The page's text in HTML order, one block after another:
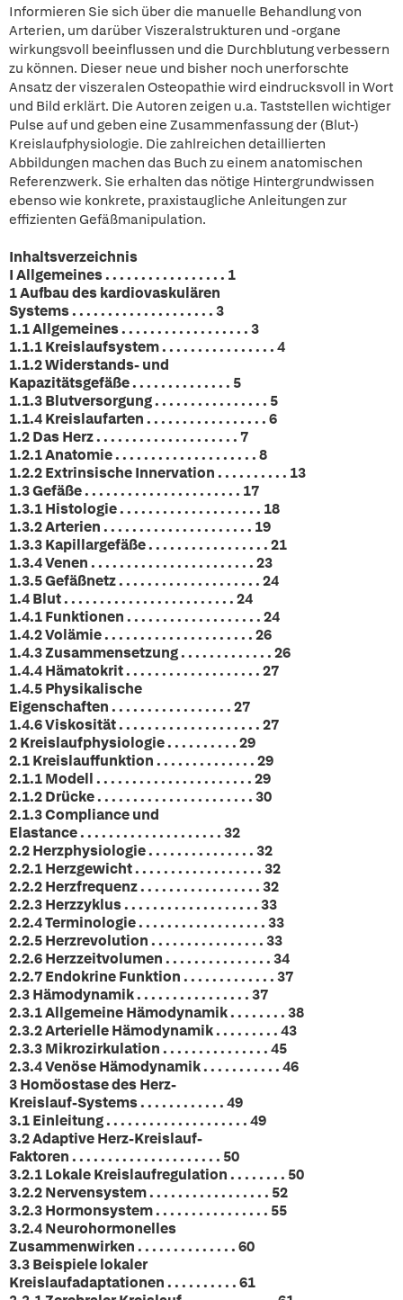
Informieren Sie sich über die manuelle Behandlung von
Arterien, um darüber Viszeralstrukturen und -organe
wirkungsvoll beeinflussen und die Durchblutung verbessern
zu können. Dieser neue und bisher noch unerforschte
Ansatz der viszeralen Osteopathie wird eindrucksvoll in Wort
und Bild erklärt. Die Autoren zeigen u.a. Taststellen wichtiger
Pulse auf und geben eine Zusammenfassung der (Blut-)
Kreislaufphysiologie. Die zahlreichen detaillierten
Abbildungen machen das Buch zu einem anatomischen
Referenzwerk. Sie erhalten das nötige Hintergrundwissen
ebenso wie konkrete, praxistaugliche Anleitungen zur
effizienten Gefäßmanipulation.
Inhaltsverzeichnis
I Allgemeines . . . . . . . . . . . . . . . . . 1
1 Aufbau des kardiovaskulären
Systems . . . . . . . . . . . . . . . . . . . . 3
1.1 Allgemeines . . . . . . . . . . . . . . . . . . 3
1.1.1 Kreislaufsystem . . . . . . . . . . . . . . . . 4
1.1.2 Widerstands- und
Kapazitätsgefäße . . . . . . . . . . . . . . 5
1.1.3 Blutversorgung . . . . . . . . . . . . . . . . 5
1.1.4 Kreislaufarten . . . . . . . . . . . . . . . . . 6
1.2 Das Herz . . . . . . . . . . . . . . . . . . . . 7
1.2.1 Anatomie . . . . . . . . . . . . . . . . . . . . 8
1.2.2 Extrinsische Innervation . . . . . . . . . . 13
1.3 Gefäße . . . . . . . . . . . . . . . . . . . . . . 17
1.3.1 Histologie . . . . . . . . . . . . . . . . . . . . 18
1.3.2 Arterien . . . . . . . . . . . . . . . . . . . . . 19
1.3.3 Kapillargefäße . . . . . . . . . . . . . . . . . 21
1.3.4 Venen . . . . . . . . . . . . . . . . . . . . . . . 23
1.3.5 Gefäßnetz . . . . . . . . . . . . . . . . . . . . 24
1.4 Blut . . . . . . . . . . . . . . . . . . . . . . . . 24
1.4.1 Funktionen . . . . . . . . . . . . . . . . . . . 24
1.4.2 Volämie . . . . . . . . . . . . . . . . . . . . . 26
1.4.3 Zusammensetzung . . . . . . . . . . . . . 26
1.4.4 Hämatokrit . . . . . . . . . . . . . . . . . . . 27
1.4.5 Physikalische
Eigenschaften . . . . . . . . . . . . . . . . . 27
1.4.6 Viskosität . . . . . . . . . . . . . . . . . . . . 27
2 Kreislaufphysiologie . . . . . . . . . . 29
2.1 Kreislauffunktion . . . . . . . . . . . . . . 29
2.1.1 Modell . . . . . . . . . . . . . . . . . . . . . . 29
2.1.2 Drücke . . . . . . . . . . . . . . . . . . . . . . 30
2.1.3 Compliance und
Elastance . . . . . . . . . . . . . . . . . . . . 32
2.2 Herzphysiologie . . . . . . . . . . . . . . . 32
2.2.1 Herzgewicht . . . . . . . . . . . . . . . . . . 32
2.2.2 Herzfrequenz . . . . . . . . . . . . . . . . . 32
2.2.3 Herzzyklus . . . . . . . . . . . . . . . . . . . 33
2.2.4 Terminologie . . . . . . . . . . . . . . . . . . 33
2.2.5 Herzrevolution . . . . . . . . . . . . . . . . 33
2.2.6 Herzzeitvolumen . . . . . . . . . . . . . . . 34
2.2.7 Endokrine Funktion . . . . . . . . . . . . . 37
2.3 Hämodynamik . . . . . . . . . . . . . . . . 37
2.3.1 Allgemeine Hämodynamik . . . . . . . . 38
2.3.2 Arterielle Hämodynamik . . . . . . . . . 43
2.3.3 Mikrozirkulation . . . . . . . . . . . . . . . 45
2.3.4 Venöse Hämodynamik . . . . . . . . . . . 46
3 Homöostase des Herz-
Kreislauf-Systems . . . . . . . . . . . . 49
3.1 Einleitung . . . . . . . . . . . . . . . . . . . . 49
3.2 Adaptive Herz-Kreislauf-
Faktoren . . . . . . . . . . . . . . . . . . . . . 50
3.2.1 Lokale Kreislaufregulation . . . . . . . . 50
3.2.2 Nervensystem . . . . . . . . . . . . . . . . . 52
3.2.3 Hormonsystem . . . . . . . . . . . . . . . . 55
3.2.4 Neurohormonelles
Zusammenwirken . . . . . . . . . . . . . . 60
3.3 Beispiele lokaler
Kreislaufadaptationen . . . . . . . . . . 61